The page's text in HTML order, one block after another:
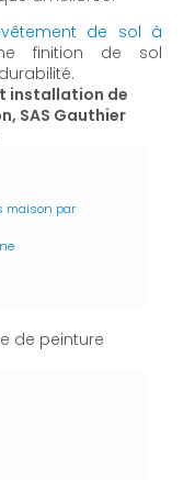
de sol à
finition de sol
installation de
SAS Gauthier
maison par
de peinture